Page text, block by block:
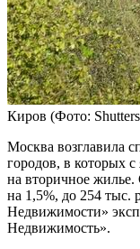
Киров (Фото:
Москва возглавила
городов, в которых
на вторичное жилье.
на 1,5%, до 254 тыс.
Недвижимости»
Недвижимость».